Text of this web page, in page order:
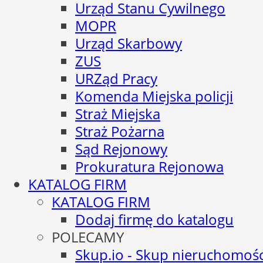
Urząd Stanu Cywilnego
MOPR
Urząd Skarbowy
ZUS
URZąd Pracy
Komenda Miejska policji
Straż Miejska
Straż Pożarna
Sąd Rejonowy
Prokuratura Rejonowa
KATALOG FIRM
KATALOG FIRM
Dodaj firmę do katalogu
POLECAMY
Skup.io - Skup